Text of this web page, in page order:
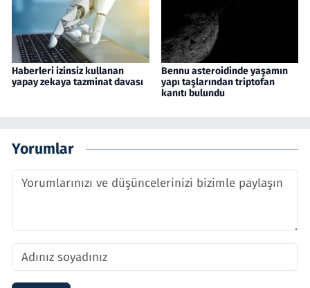
Haberleri izinsiz kullanan
yapay zekaya tazminat davası
Bennu asteroidinde yaşamın
yapı taşlarından triptofan
kanıtı bulundu
Yorumlar